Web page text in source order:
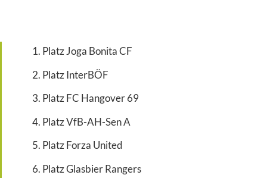
Platz Joga Bonita CF
Platz InterBÖF
Platz FC Hangover 69
Platz VfB-AH-Sen A
Platz Forza United
Platz Glasbier Rangers